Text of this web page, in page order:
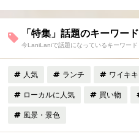
「特集」話題のキーワード
今LaniLaniで話題になっているキーワード
人気 ランチ ワイキキ
ローカルに人気 買い物
風景・景色